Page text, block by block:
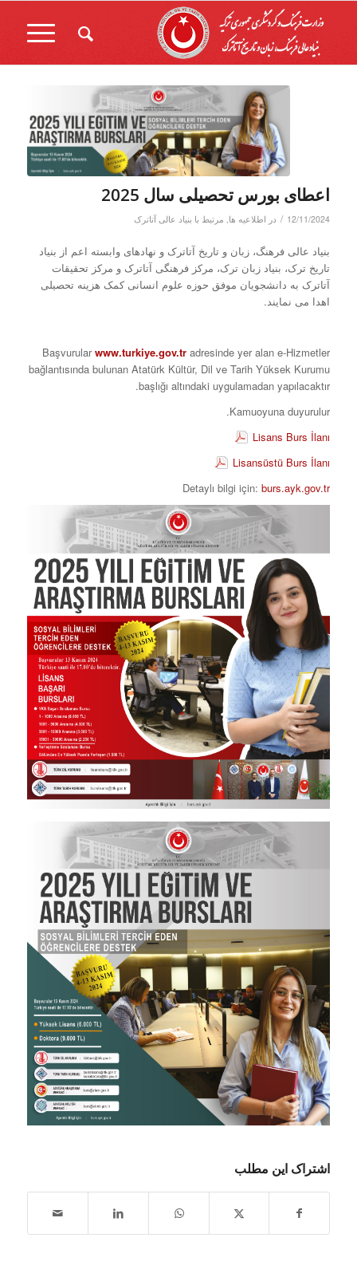
اعطای بورس تحصیلی سال 2025
12/11/2024
/ در اطلاعیه ها, مرتبط با بنیاد عالی آتاترک
بنیاد عالی فرهنگ، زبان و تاریخ آتاترک و نهادهای وابسته اعم از بنیاد
تاریخ ترک، بنیاد زبان ترک، مرکز فرهنگی آتاترک و مرکز تحقیقات
آتاترک به دانشجویان موفق حوزه علوم انسانی کمک هزینه تحصیلی
اهدا می نمایند.
Başvurularwww.turkiye.gov.tr adresinde yer alan e-Hizmetler
bağlantısında bulunan Atatürk Kültür, Dil ve Tarih Yüksek Kurumu
başlığı altındaki uygulamadan yapılacaktır.
Kamuoyuna duyurulur.
Lisans Burs İlanı
Lisansüstü Burs İlanı
Detaylı bilgi için:burs.ayk.gov.tr
اشتراک این مطلب